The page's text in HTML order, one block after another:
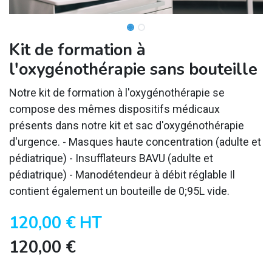
Kit de formation à
l'oxygénothérapie sans bouteille
Notre kit de formation à l'oxygénothérapie se
compose des mêmes dispositifs médicaux
présents dans notre kit et sac d'oxygénothérapie
d'urgence. - Masques haute concentration (adulte et
pédiatrique) - Insufflateurs BAVU (adulte et
pédiatrique) - Manodétendeur à débit réglable Il
contient également un bouteille de 0;95L vide.
120,00 €HT
120,00 €